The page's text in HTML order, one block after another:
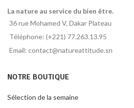
La nature au service du bien être.
36 rue Mohamed V, Dakar Plateau
Téléphone: (+221) 77.263.13.95
Email: contact@natureattitude.sn
NOTRE BOUTIQUE
Sélection de la semaine